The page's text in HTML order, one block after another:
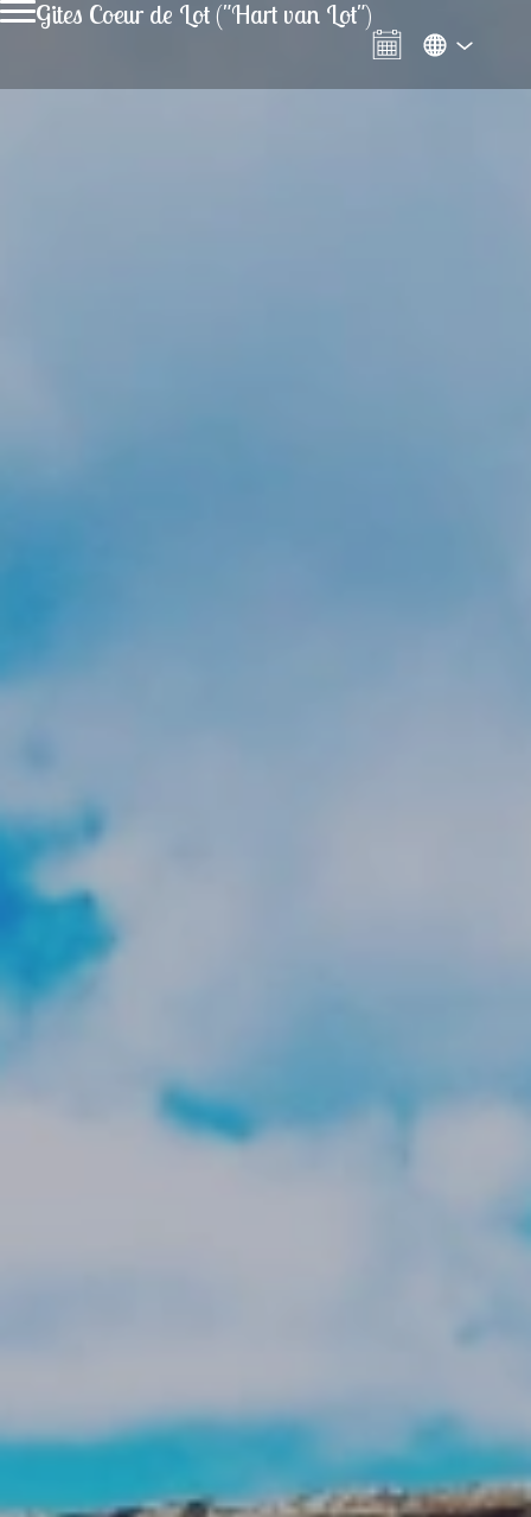
Gites Coeur de Lot ("Hart van Lot")